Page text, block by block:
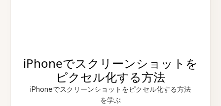
iPhoneでスクリーンショットを
ピクセル化する方法
iPhoneでスクリーンショットをピクセル化する方法
を学ぶ